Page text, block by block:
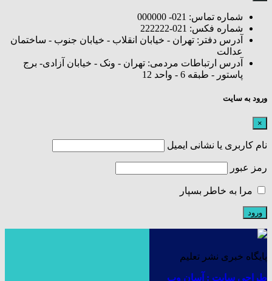
شماره تماس: 021- 000000
شماره فکس: 021-222222
آدرس دفتر: تهران - خیابان انقلاب - خیابان جنوب - ساختمان
عدالت
آدرس ارتباطات مردمی: تهران - ونک - خیابان آزادی- برج
پاستور - طبقه 6 - واحد 12
ورود به سایت
×
نام کاربری یا نشانی ایمیل
رمز عبور
مرا به خاطر بسپار
پایگاه خبری نشر تعلیم
طراحی سایت : آسان وب